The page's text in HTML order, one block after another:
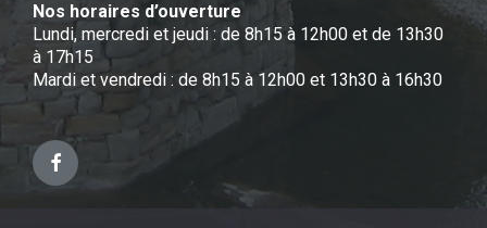
Nos horaires d’ouverture
Lundi, mercredi et jeudi : de 8h15 à 12h00 et de 13h30
à 17h15
Mardi et vendredi : de 8h15 à 12h00 et 13h30 à 16h30
Facebook